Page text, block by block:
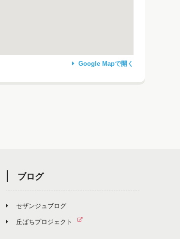
Google Mapで開く
ブログ
セザンジュブログ
丘ばちプロジェクト